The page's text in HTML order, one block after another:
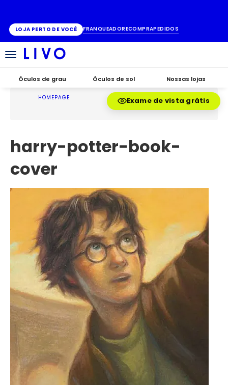
LOJA PERTO DE VOCÊ FRANQUEADORECOMPRAPEDIDOS
Alternar
Óculos de grau Óculos de sol Nossas lojas
Exame de vista grátis
HOMEPAGE
harry-potter-book-
cover